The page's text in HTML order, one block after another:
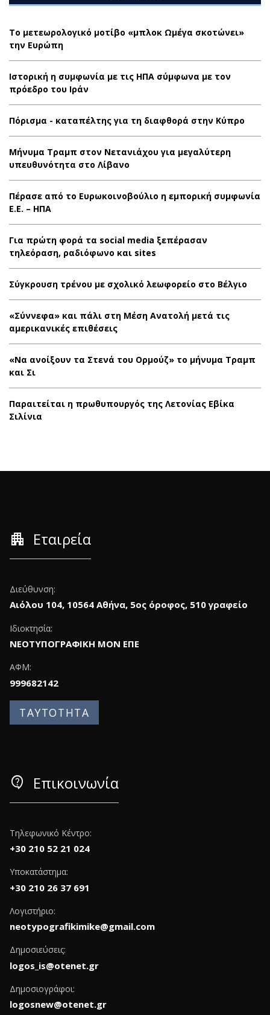
Το μετεωρολογικό μοτίβο «μπλοκ Ωμέγα σκοτώνει»
την Ευρώπη
Ιστορική η συμφωνία με τις ΗΠΑ σύμφωνα με τον
πρόεδρο του Ιράν
Πόρισμα - καταπέλτης για τη διαφθορά στην Κύπρο
Μήνυμα Τραμπ στον Νετανιάχου για μεγαλύτερη
υπευθυνότητα στο Λίβανο
Πέρασε από το Ευρωκοινοβούλιο η εμπορική συμφωνία
Ε.Ε. – ΗΠΑ
Για πρώτη φορά τα social media ξεπέρασαν
τηλεόραση, ραδιόφωνο και sites
Σύγκρουση τρένου με σχολικό λεωφορείο στο Βέλγιο
«Σύννεφα» και πάλι στη Μέση Ανατολή μετά τις
αμερικανικές επιθέσεις
«Να ανοίξουν τα Στενά του Ορμούζ» το μήνυμα Τραμπ
και Σι
Παραιτείται η πρωθυπουργός της Λετονίας Εβίκα
Σιλίνια
apartment Εταιρεία
Διεύθυνση:
Αιόλου 104, 10564 Αθήνα, 5ος όροφος, 510 γραφείο
Ιδιοκτησία:
ΝΕΟΤΥΠΟΓΡΑΦΙΚΗ ΜΟΝ ΕΠΕ
ΑΦΜ:
999682142
ΤΑΥΤΟΤΗΤΑ
contact_support Επικοινωνία
Τηλεφωνικό Κέντρο:
+30 210 52 21 024
Υποκατάστημα:
+30 210 26 37 691
Λογιστήριο:
neotypografikimike@gmail.com
Δημοσιεύσεις:
logos_is@otenet.gr
Δημοσιογράφοι:
logosnew@otenet.gr